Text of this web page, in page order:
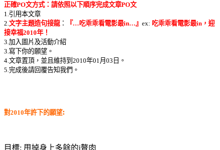
正確PO文方式：請依照以下順序完成文章PO文
1.引用本文章
2. 文字主題造句接龍 ： 『…吃乖乖看電影最in…』 ex: 吃乖乖看電影最in，迎
接幸福2010年！
3.加入圖片及活動介紹
3.寫下你的願望。
4.文章置頂，並且維持到2010年01月03日。
5.完成後請回覆告知我們。
對2010年許下的願望:
目標: 甩掉身上多餘的j贅肉